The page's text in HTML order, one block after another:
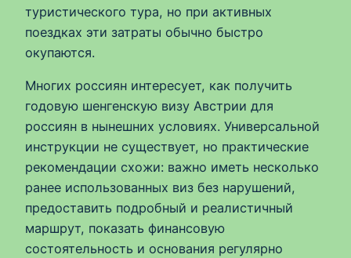
туристического тура, но при активных
поездках эти затраты обычно быстро
окупаются.
Многих россиян интересует, как получить
годовую шенгенскую визу Австрии для
россиян в нынешних условиях. Универсальной
инструкции не существует, но практические
рекомендации схожи: важно иметь несколько
ранее использованных виз без нарушений,
предоставить подробный и реалистичный
маршрут, показать финансовую
состоятельность и основания регулярно